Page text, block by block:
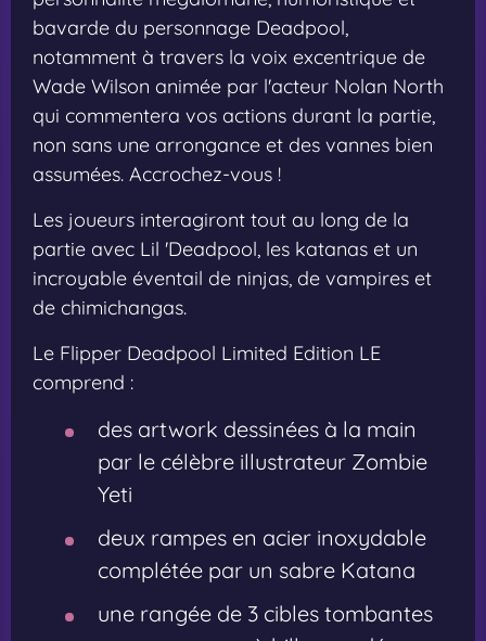
bavarde du personnage Deadpool,
notamment à travers la voix excentrique de
Wade Wilson animée par l'acteur Nolan North
qui commentera vos actions durant la partie,
non sans une arrongance et des vannes bien
assumées. Accrochez-vous !
Les joueurs interagiront tout au long de la
partie avec Lil 'Deadpool, les katanas et un
incroyable éventail de ninjas, de vampires et
de chimichangas.
Le Flipper Deadpool Limited Edition LE
comprend :
des artwork dessinées à la main
par le célèbre illustrateur Zombie
Yeti
deux rampes en acier inoxydable
complétée par un sabre Katana
une rangée de 3 cibles tombantes